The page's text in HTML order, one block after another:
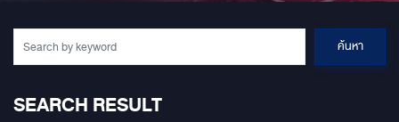
ค้นหา
SEARCH RESULT